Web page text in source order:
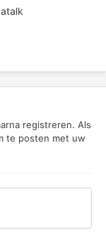
registreren. Als
te posten met uw